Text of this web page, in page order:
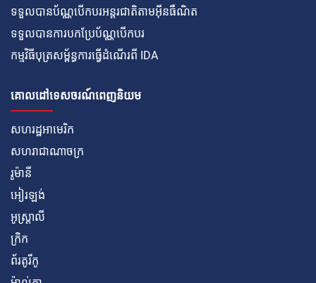
ទទួលបានប័ណ្ណបើកបរអន្តរជាតិតាមអ៊ីនធឺណិត
ទទួលបានការបកប្រែប័ណ្ណបើកបរ
កម្មវិធីបុត្រសម្ព័ន្ធការធ្វើដំណើរពី IDA
គោលដៅទេសចរណ៍ពេញនិយម
សហរដ្ឋអាមេរិក
សហរាជាណាចក្រ
រូម៉ានី
អៀរឡង់
អូស្ត្រាលី
ក្រិក
ព័រតូរីកូ